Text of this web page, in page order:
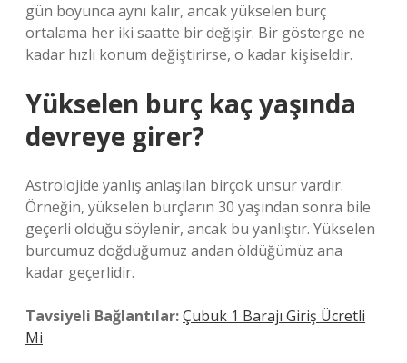
gün boyunca aynı kalır, ancak yükselen burç
ortalama her iki saatte bir değişir. Bir gösterge ne
kadar hızlı konum değiştirirse, o kadar kişiseldir.
Yükselen burç kaç yaşında
devreye girer?
Astrolojide yanlış anlaşılan birçok unsur vardır.
Örneğin, yükselen burçların 30 yaşından sonra bile
geçerli olduğu söylenir, ancak bu yanlıştır. Yükselen
burcumuz doğduğumuz andan öldüğümüz ana
kadar geçerlidir.
Tavsiyeli Bağlantılar:Çubuk 1 Barajı Giriş Ücretli
Mi